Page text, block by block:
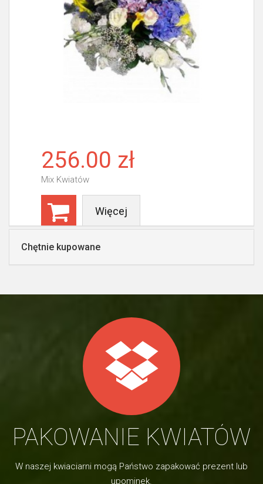
256.00 zł
Mix Kwiatów
Więcej
Chętnie kupowane
PAKOWANIE KWIATÓW
W naszej kwiaciarni mogą Państwo zapakować prezent lub
upominek.